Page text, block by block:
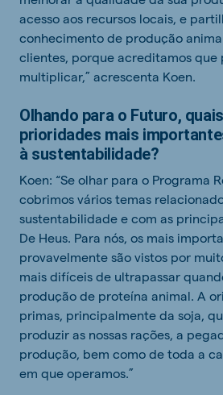
acesso aos recursos locais, e
conhecimento de produção
clientes, porque acreditamos que
multiplicar,” acrescenta Koen.
Olhando para o Futuro,
prioridades mais
à sustentabilidade?
Koen: “Se olhar para o Programa
cobrimos vários temas
sustentabilidade e com as
De Heus. Para nós, os mais
provavelmente são vistos por
mais difíceis de ultrapassar
produção de proteína animal. A
primas, principalmente da soja,
produzir as nossas rações, a
produção, bem como de toda a
em que operamos.”